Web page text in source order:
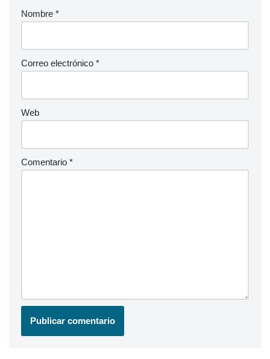
Nombre *
Correo electrónico *
Web
Comentario *